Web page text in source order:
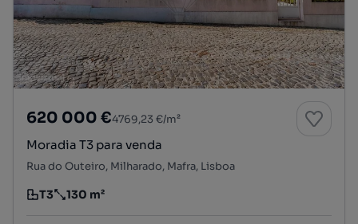
620 000 €4769,23 €/m²
Moradia T3 para venda
Rua do Outeiro, Milharado, Mafra, Lisboa
Tipologia
T3
Preço por metro quadrado
130 m²